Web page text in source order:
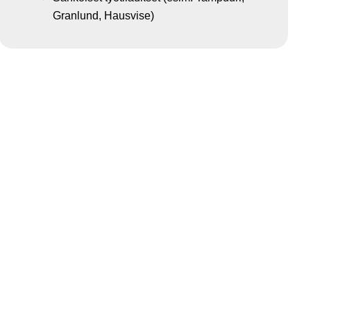
Granlund, Hausvise)